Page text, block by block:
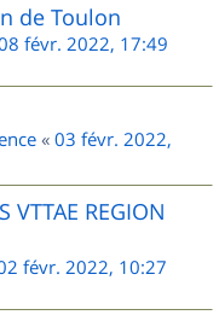
de Toulon
févr. 2022, 17:49
« 03 févr. 2022,
VTTAE REGION
févr. 2022, 10:27